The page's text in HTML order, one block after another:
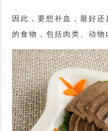
因此，要想补血，最好
的食物，包括肉类、动物